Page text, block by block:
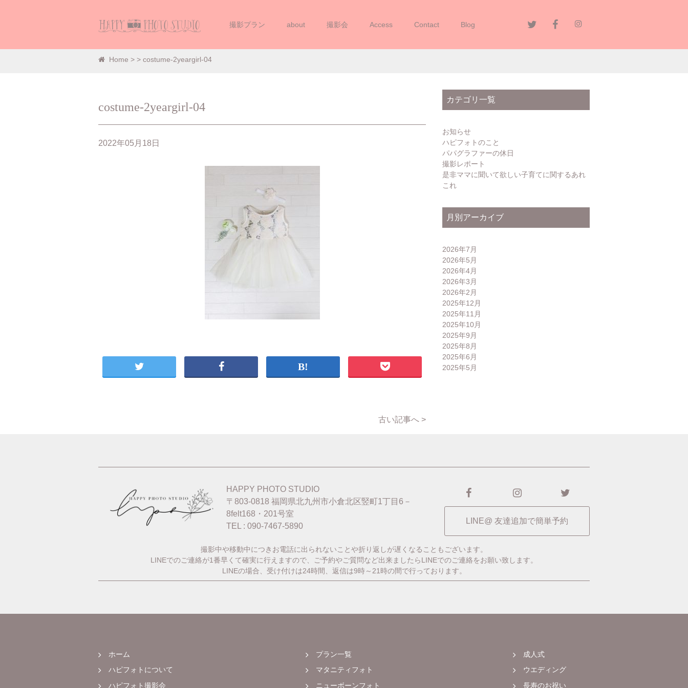
撮影プラン about 撮影会 Access Contact Blog
Home > > costume-2yeargirl-04
costume-2yeargirl-04
2022年05月18日
古い記事へ >
カテゴリ一覧
お知らせ
ハピフォトのこと
パパグラファーの休日
撮影レポート
是非ママに聞いて欲しい子育てに関するあれ
これ
月別アーカイブ
2026年7月
2026年5月
2026年4月
2026年3月
2026年2月
2025年12月
2025年11月
2025年10月
2025年9月
2025年8月
2025年6月
2025年5月
HAPPY PHOTO STUDIO
〒803-0818 福岡県北九州市小倉北区竪町1丁目6－
8felt168・201号室
TEL : 090-7467-5890
LINE@ 友達追加で簡単予約
撮影中や移動中につきお電話に出られないことや折り返しが遅くなることもございます。
LINEでのご連絡が1番早くて確実に行えますので、ご予約やご質問など出来ましたらLINEでのご連絡をお願い致します。
LINEの場合、受け付けは24時間、返信は9時～21時の間で行っております。
ホーム
ハピフォトについて
ハピフォト撮影会
プラン一覧
マタニティフォト
ニューボーンフォト
成人式
ウエディング
長寿のお祝い